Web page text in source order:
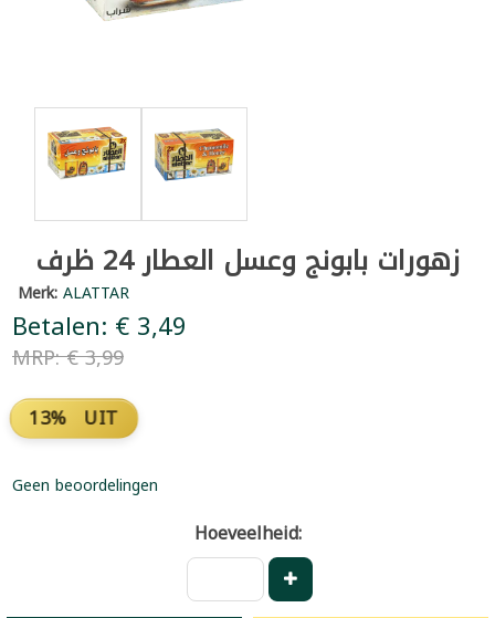
زهورات بابونج وعسل العطار 24 ظرف
Merk:ALATTAR
Betalen: € 3,49
MRP: € 3,99
13% UIT
Geen beoordelingen
Hoeveelheid: